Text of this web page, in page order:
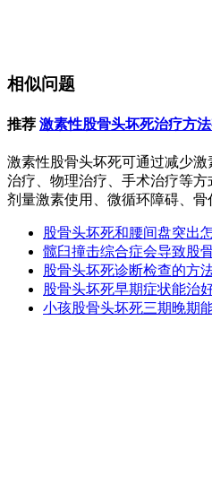
相似问题
推荐 激素性股骨头坏死治疗方
激素性股骨头坏死可通过减少
治疗、物理治疗、手术治疗等
剂量激素使用、微循环障碍、骨
股骨头坏死和腰间盘突出
髋臼撞击综合症会导致股
股骨头坏死诊断检查的方
股骨头坏死早期症状能治
小孩股骨头坏死三期晚期